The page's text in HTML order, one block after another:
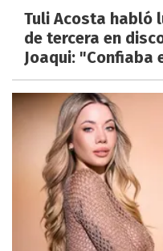
Tuli Acosta habló
de tercera en
Joaqui: "Confiaba